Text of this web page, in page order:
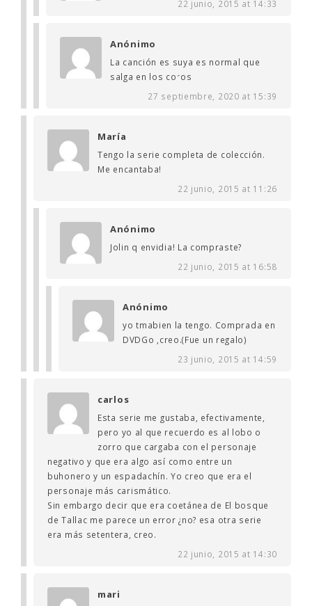
22 junio, 2015 at 14:33
Anónimo
La canción es suya es normal que
salga en los coros
27 septiembre, 2020 at 15:39
María
Tengo la serie completa de colección.
Me encantaba!
22 junio, 2015 at 11:26
Anónimo
Jolin q envidia! La compraste?
22 junio, 2015 at 16:58
Anónimo
yo tmabien la tengo. Comprada en
DVDGo ,creo.(Fue un regalo)
23 junio, 2015 at 14:59
carlos
Esta serie me gustaba, efectivamente,
pero yo al que recuerdo es al lobo o
zorro que cargaba con el personaje
negativo y que era algo así como entre un
buhonero y un espadachín. Yo creo que era el
personaje más carismático.
Sin embargo decir que era coetánea de El bosque
de Tallac me parece un error ¿no? esa otra serie
era más setentera, creo.
22 junio, 2015 at 14:30
mari